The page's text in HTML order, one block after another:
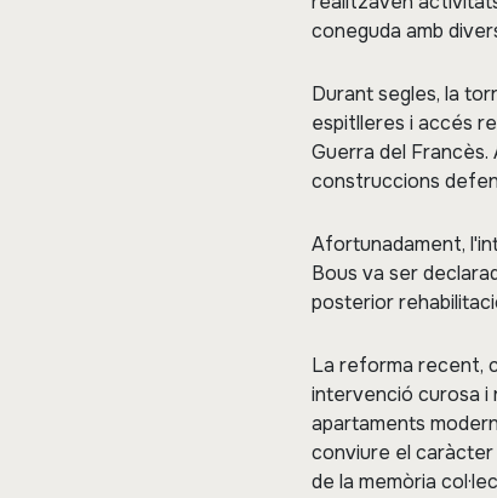
coneguda amb
Durant segles, la
espitlleres i accés
Guerra del Francès.
construccions
Afortunadament,
Bous va ser
posterior
La reforma recent,
intervenció curosa i
apartaments
conviure el caràcter
de la memòria